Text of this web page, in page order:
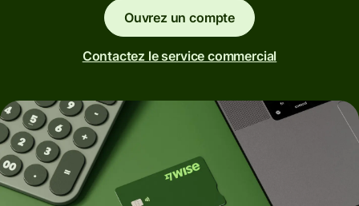
Ouvrez un compte
Contactez le service commercial